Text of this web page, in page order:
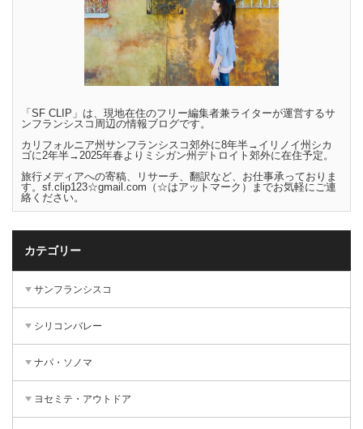
「SF CLIP」は、現地在住のフリー編集者兼ライターが運営するサ
ンフランシスコ周辺の情報ブログです。
カリフォルニア州サンフランシスコ郊外に8年半→イリノイ州シカ
ゴに2年半→2025年春よりミシガン州デトロイト郊外に在住予定。
旅行メディアへの寄稿、リサーチ、翻訳など、お仕事承っておりま
す。sf.clip123☆gmail.com（☆はアットマーク）までお気軽にご連
絡ください。
カテゴリー
サンフランシスコ
シリコンバレー
ナパ・ソノマ
ヨセミテ・アウトドア